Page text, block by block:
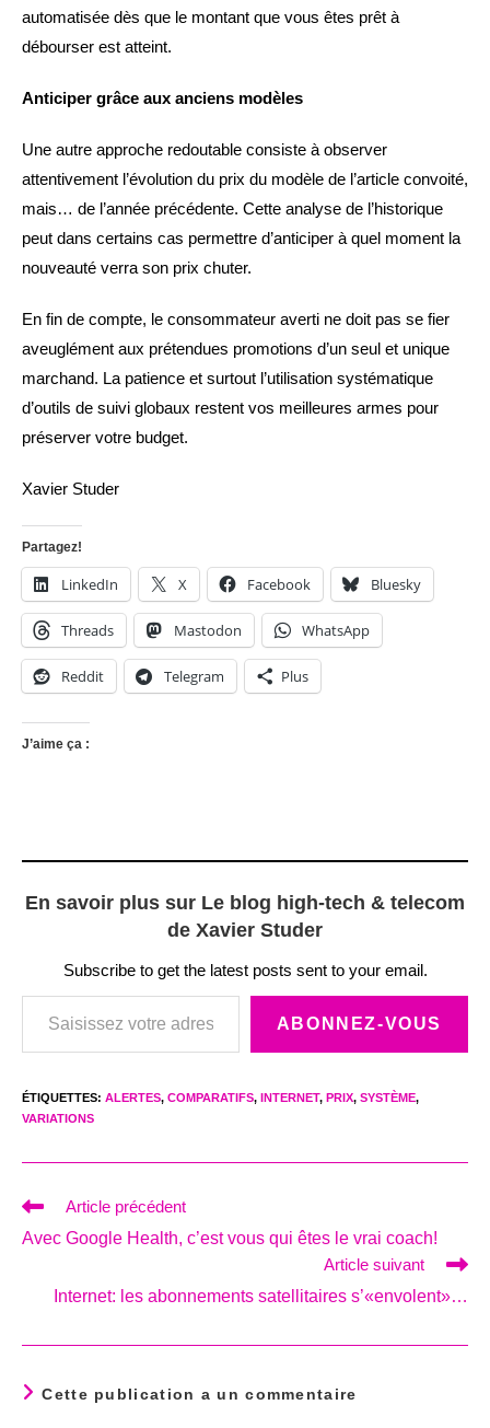
automatisée dès que le montant que vous êtes prêt à
débourser est atteint.
Anticiper grâce aux anciens modèles
Une autre approche redoutable consiste à observer
attentivement l’évolution du prix du modèle de l’article convoité,
mais… de l’année précédente. Cette analyse de l’historique
peut dans certains cas permettre d’anticiper à quel moment la
nouveauté verra son prix chuter.
En fin de compte, le consommateur averti ne doit pas se fier
aveuglément aux prétendues promotions d’un seul et unique
marchand. La patience et surtout l’utilisation systématique
d’outils de suivi globaux restent vos meilleures armes pour
préserver votre budget.
Xavier Studer
Partagez!
LinkedIn X Facebook Bluesky
Threads Mastodon WhatsApp
Reddit Telegram Plus
J’aime ça :
En savoir plus sur Le blog high-tech & telecom
de Xavier Studer
Subscribe to get the latest posts sent to your email.
Saisissez votre adresse e-mail…
ABONNEZ-VOUS
ÉTIQUETTES: ALERTES, COMPARATIFS, INTERNET, PRIX, SYSTÈME,
VARIATIONS
Read
articles
Article précédent
Avec Google Health, c’est vous qui êtes le vrai coach!
Article suivant
Internet: les abonnements satellitaires s’«envolent»…
Cette publication a un commentaire